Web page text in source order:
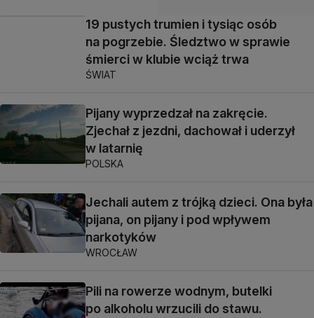
19 pustych trumien i tysiąc osób
na pogrzebie. Śledztwo w sprawie
śmierci w klubie wciąż trwa
ŚWIAT
Pijany wyprzedzał na zakręcie.
Zjechał z jezdni, dachował i uderzył
w latarnię
POLSKA
Jechali autem z trójką dzieci. Ona była
pijana, on pijany i pod wpływem
narkotyków
WROCŁAW
Pili na rowerze wodnym, butelki
po alkoholu wrzucili do stawu.